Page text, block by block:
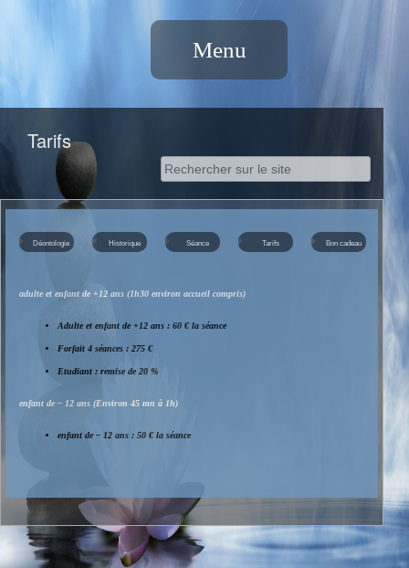
Menu
Tarifs
adulte et enfant de +12 ans (1h30 environ accueil compris)
Adulte et enfant de +12 ans : 60 € la séance
Forfait 4 séances : 275 €
Etudiant : remise de 20 %
enfant de – 12 ans (Environ 45 mn à 1h)
enfant de – 12 ans : 50 € la séance
Rechercher :
Déontologie Historique Séance Tarifs Bon cadeau